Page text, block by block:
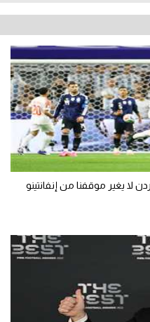
لا يغير موقفنا من إنفانتينو